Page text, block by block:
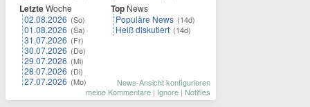
LetzteWoche
02.08.2026 (So)
01.08.2026 (Sa)
31.07.2026 (Fr)
30.07.2026 (Do)
29.07.2026 (Mi)
28.07.2026 (Di)
27.07.2026 (Mo)
Top News
Populäre News (14d)
Heiß diskutiert (14d)
News-Ansicht konfigurieren
meine Kommentare | Ignore | Notifies